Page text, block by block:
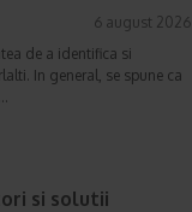
6 august 2026
de a identifica si
In general, se spune ca
si solutii